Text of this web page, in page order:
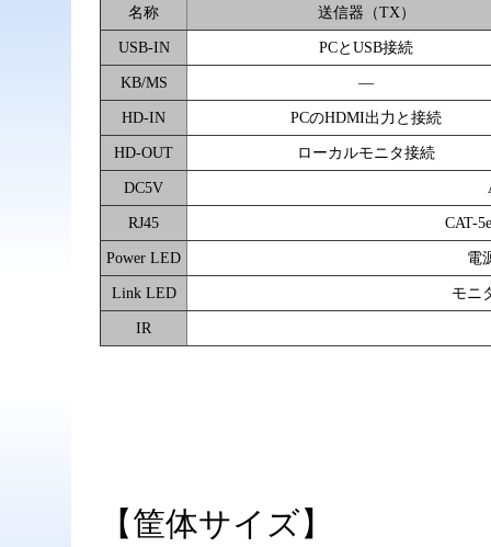
名称 送信器（TX）
USB-IN PCとUSB接続
KB/MS ―
HD-IN PCのHDMI出力と接続
HD-OUT ローカルモニタ接続
DC5V
RJ45 CAT-
Power LED 電
Link LED モニ
IR
【筐体サイズ】